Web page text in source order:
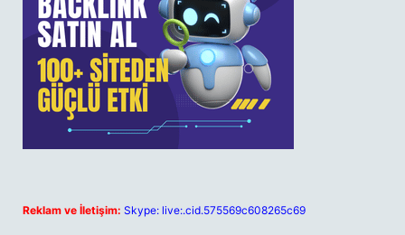
Reklam ve İletişim: Skype: live:.cid.575569c608265c69